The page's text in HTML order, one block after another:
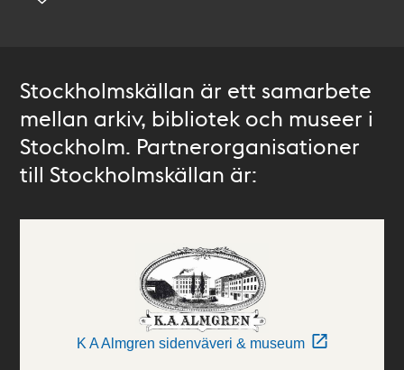
Stockholmskällan är ett samarbete
mellan arkiv, bibliotek och museer i
Stockholm. Partnerorganisationer
till Stockholmskällan är:
K A Almgren sidenväveri & museum